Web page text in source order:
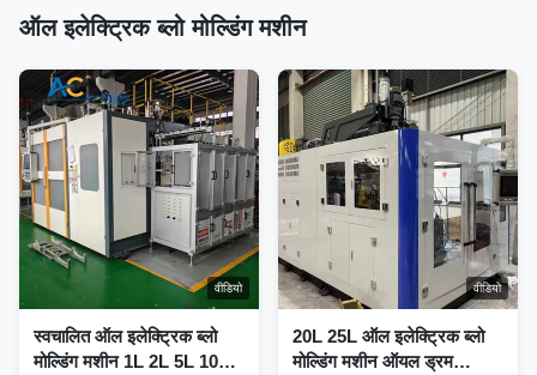
ऑल इलेक्ट्रिक ब्लो मोल्डिंग मशीन
वीडियो
स्वचालित ऑल इलेक्ट्रिक ब्लो
मोल्डिंग मशीन 1L 2L 5L 10L
वीडियो
20L 25L ऑल इलेक्ट्रिक ब्लो
मोल्डिंग मशीन ऑयल ड्रम